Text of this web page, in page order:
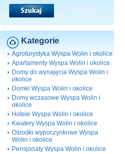
Kategorie
Agroturystyka Wyspa Wolin i okolice
Apartamenty Wyspa Wolin i okolice
Domy do wynajęcia Wyspa Wolin i
okolice
Domki Wyspa Wolin i okolice
Domy wczasowe Wyspa Wolin i
okolice
Hotele Wyspa Wolin i okolice
Kwatery Wyspa Wolin i okolice
Ośrodki wypoczynkowe Wyspa
Wolin i okolice
Pensjonaty Wyspa Wolin i okolice